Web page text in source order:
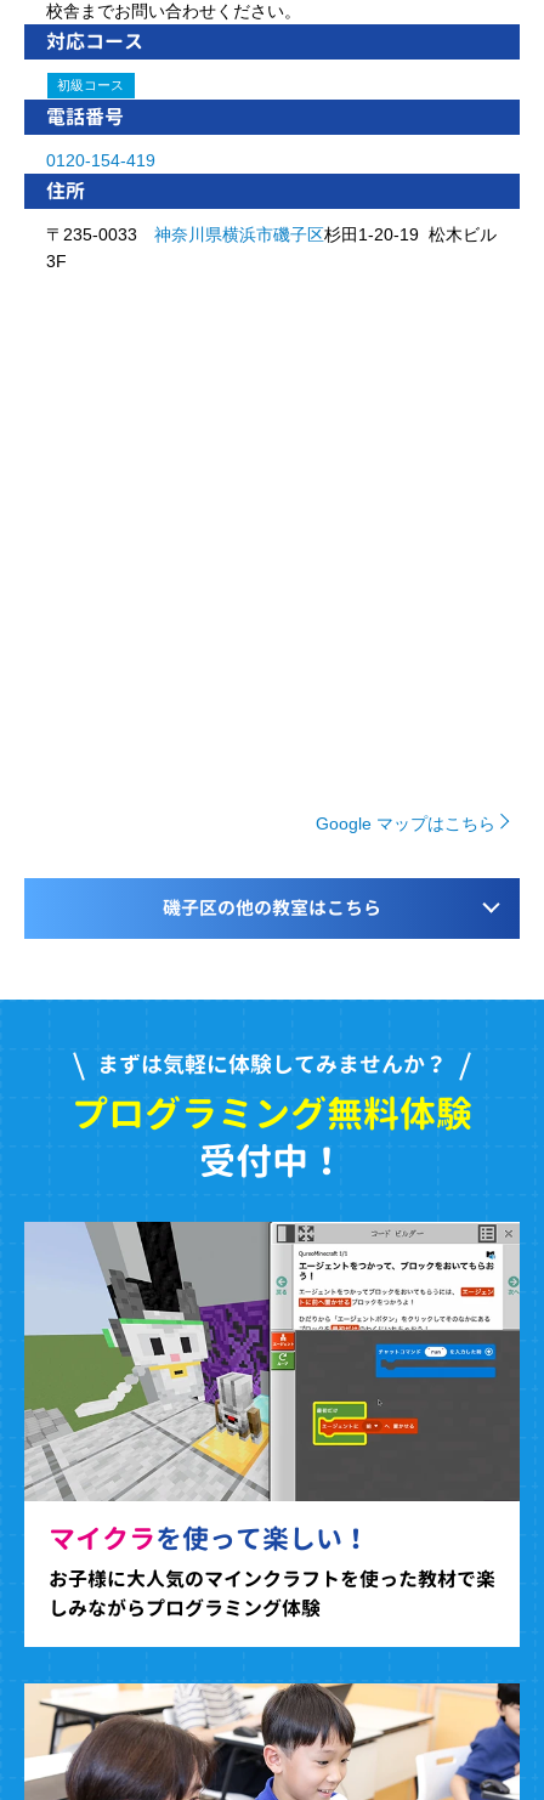
校舎までお問い合わせください。
対応コース
初級コース
電話番号
0120-154-419
住所
〒235-0033 神奈川県横浜市磯子区杉田1-20-19 松木ビル
3F
Google マップはこちら
磯子区の他の教室はこちら
まずは気軽に体験してみませんか？
プログラミング無料体験
受付中！
マイクラを使って楽しい！
お子様に大人気のマインクラフトを使った教材で楽
しみながらプログラミング体験